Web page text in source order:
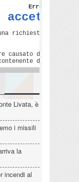
Livata, è
i missili
la
incendi al